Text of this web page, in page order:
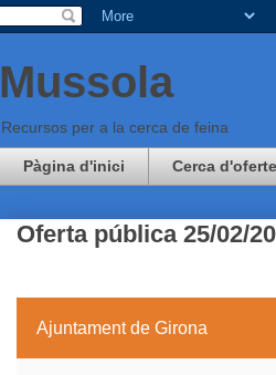
Mussola
Recursos per a la cerca de feina
Pàgina d'inici Cerca
Oferta pública 25/02/
Ajuntament de Girona